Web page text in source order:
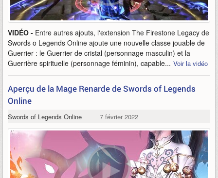
VIDÉO - Entre autres ajouts, l'extension The Firestone Legacy de
Swords o Legends Online ajoute une nouvelle classe jouable de
Guerrier : le Guerrier de cristal (personnage masculin) et la
Guerrière spirituelle (personnage féminin), capable... Voir la vidéo
Aperçu de la Mage Renarde de Swords of Legends
Online
Swords of Legends Online 7 février 2022